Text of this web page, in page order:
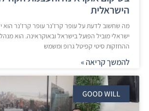
הישראלית
מה שחשוב לדעת על עופר קרז'נר עופר קרז'נר הוא
ישראלי מוביל הפועל בישראל ובאוקראינה. הוא
ההחזקות סיטי קפיטל גרופ ומשמש
להמשך קריאה »
GOOD WILL